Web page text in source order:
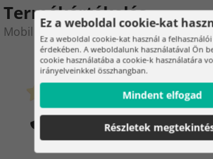
Termékértékelés
Mobil macska kaparó – 22,5 x 43 cm
0
0 Értékelés
Hogyan ellenőrizzük az
értékeléseket?
Ez a weboldal cookie-kat
Ez a weboldal cookie-kat használ a
érdekében. A weboldalunk használatával Ön
cookie használatába a cookie-k használatára
irányelveinkkel összhangban.
Mindent elfogad
Részletek